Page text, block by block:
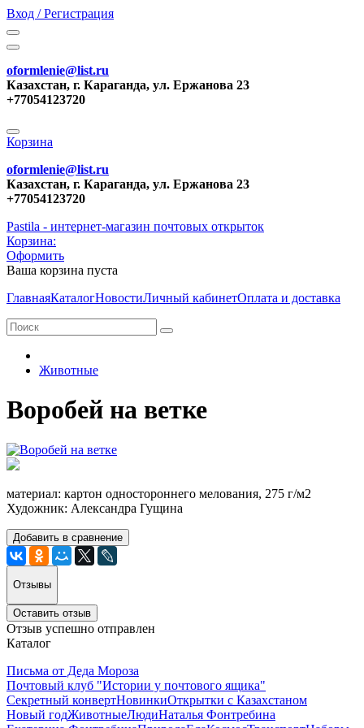
Вход / Регистрация
oformlenie@list.ru
Казахстан, г. Караганда, ул. Ержанова 23
+77054123720
Корзина
oformlenie@list.ru
Казахстан, г. Караганда, ул. Ержанова 23
+77054123720
Pastila - интернет-магазин почтовых открыток
Корзина:
Оформить
Ваша корзина пуста
ГлавнаяКаталогНовостиЛичный кабинетОплата и доставка
Животные
Воробей на ветке
материал: картон одностороннего мелования, 275 г/м2
Художник: Александра Гущина
Добавить в сравнение
Отзывы
Оставить отзыв
Отзыв успешно отправлен
Каталог
Письма от Деда Мороза
Почтовый клуб "Истории у почтового ящика"
Секретный конвертНовинкиОткрытки с Казахстаном
Новый годЖивотныеЛюдиНаталья Фонтребина